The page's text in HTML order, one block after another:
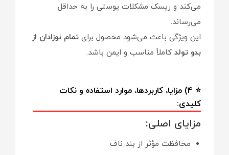
می‌کند و ریسک مشکلات پوستی را به حداقل
می‌رساند.
این ویژگی باعث می‌شود محصول برای تمام نوزادان از
بدو تولد کاملاً مناسب و ایمن باشد.
⭐ ۴) مزایا، کاربردها، موارد استفاده و نکات
کلیدی:
مزایای اصلی:
محافظت مؤثر از بند ناف